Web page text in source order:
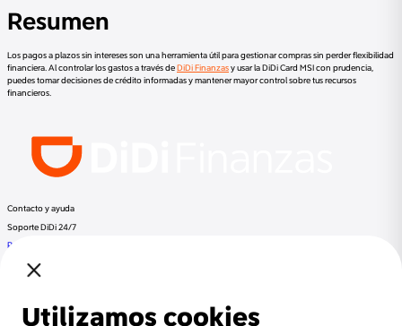
Resumen
Los pagos a plazos sin intereses son una herramienta útil para gestionar compras sin perder flexibilidad
financiera. Al controlar los gastos a través deDiDi Finanzasy usar la DiDi Card MSI con prudencia,
puedes tomar decisiones de crédito informadas y mantener mayor control sobre tus recursos
financieros.
Contacto y ayuda
Soporte DiDi 24/7
Preguntas frecuentes
Llama a DiDi Finance al:
DiDi Pasajero
DiDi ConductorDiDi Food
DiDi
Beneficios